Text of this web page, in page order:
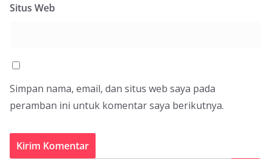
Situs Web
Simpan nama, email, dan situs web saya pada
peramban ini untuk komentar saya berikutnya.